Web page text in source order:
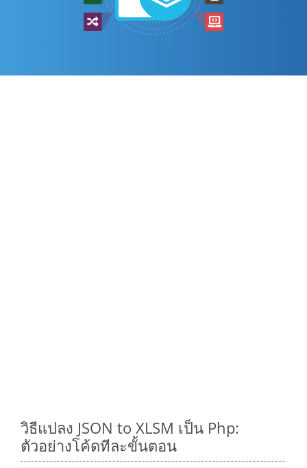
วิธีแปลง JSON to XLSM เป็น Php:
ตัวอย่างโค้ดทีละขั้นตอน